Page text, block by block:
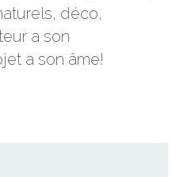
déco,
a son
a son âme!